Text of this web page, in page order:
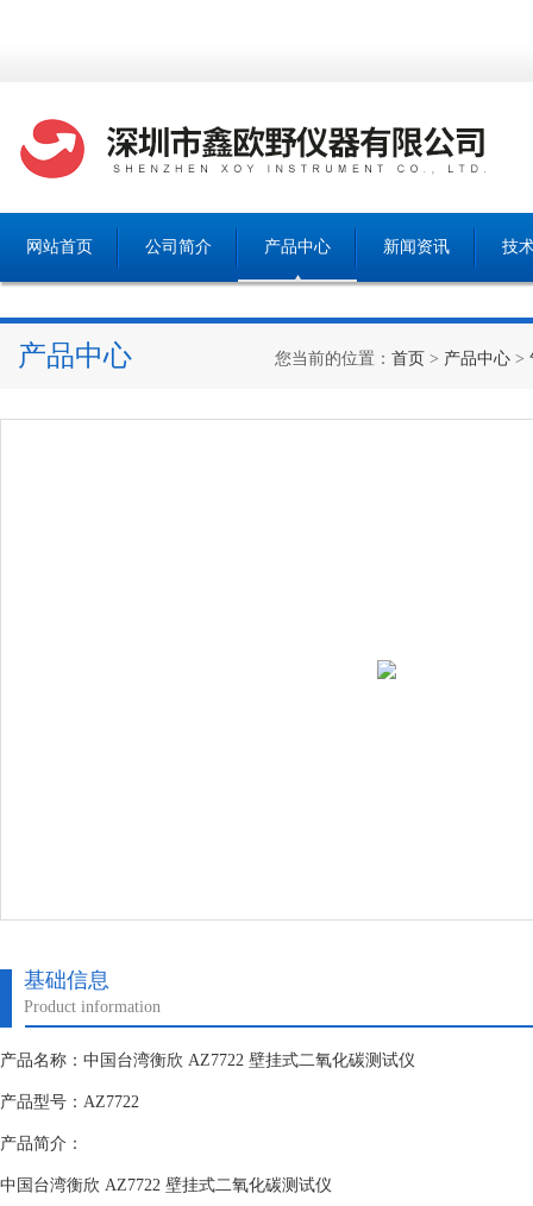
网站首页 公司简介 产品中心 新闻资讯 技
产品中心 您当前的位置： 首页 > 产品中心 >
基础信息
Product information
产品名称：中国台湾衡欣 AZ7722 壁挂式二氧化碳测试仪
产品型号：AZ7722
产品简介：
中国台湾衡欣 AZ7722 壁挂式二氧化碳测试仪